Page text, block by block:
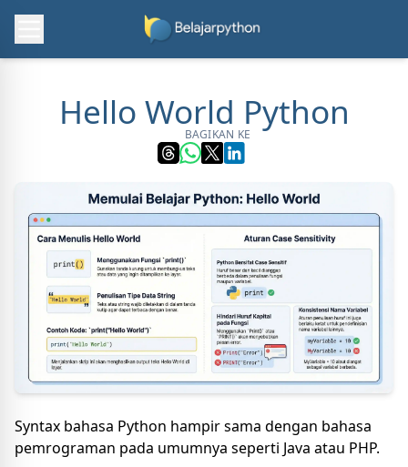
Hello World Python
BAGIKAN KE
Syntax bahasa Python hampir sama dengan bahasa
pemrograman pada umumnya seperti Java atau PHP.